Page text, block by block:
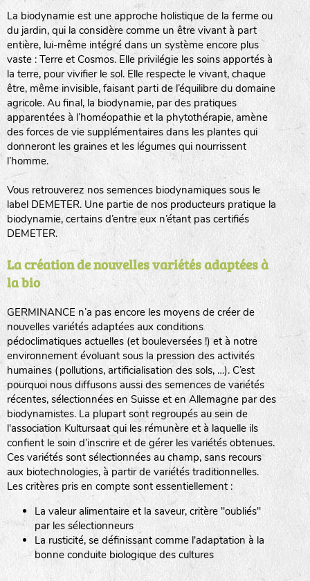
La biodynamie est une approche holistique de la ferme ou
du jardin, qui la considère comme un être vivant à part
entière, lui-même intégré dans un système encore plus
vaste : Terre et Cosmos. Elle privilégie les soins apportés à
la terre, pour vivifier le sol. Elle respecte le vivant, chaque
être, même invisible, faisant parti de l’équilibre du domaine
agricole. Au final, la biodynamie, par des pratiques
apparentées à l’homéopathie et la phytothérapie, amène
des forces de vie supplémentaires dans les plantes qui
donneront les graines et les légumes qui nourrissent
l’homme.
Vous retrouverez nos semences biodynamiques sous le
label DEMETER. Une partie de nos producteurs pratique la
biodynamie, certains d’entre eux n’étant pas certifiés
DEMETER.
La création de nouvelles variétés adaptées à
la bio
GERMINANCE n’a pas encore les moyens de créer de
nouvelles variétés adaptées aux conditions
pédoclimatiques actuelles (et bouleversées !) et à notre
environnement évoluant sous la pression des activités
humaines (pollutions, artificialisation des sols, …). C’est
pourquoi nous diffusons aussi des semences de variétés
récentes, sélectionnées en Suisse et en Allemagne par des
biodynamistes. La plupart sont regroupés au sein de
l'association Kultursaat qui les rémunère et à laquelle ils
confient le soin d’inscrire et de gérer les variétés obtenues.
Ces variétés sont sélectionnées au champ, sans recours
aux biotechnologies, à partir de variétés traditionnelles.
Les critères pris en compte sont essentiellement :
La valeur alimentaire et la saveur, critère "oubliés"
par les sélectionneurs
La rusticité, se définissant comme l'adaptation à la
bonne conduite biologique des cultures
BINGENHEIMER SAATGUT (BGH)
www.bingenheimersaatgut.de
DE BOLSTER (DBO)
www.bolster.nl
GRAINE DEL PAÏS (GDP)
www.grainesdelpais.com
JARDIN EN’VIE (JEV)
LA BOITE A GRAINES (LBAG)
LA RÉFÉRENCE :F BEL20BPA1A (en haut à gauche)
F : Fleurs.
Les autres catégories étant :
: Engrais vert
L: Légumes
A: Aromatiques
BEL : Code de la variété
(Ici Belle de nuit)
20 : Année de récolte(ici 2020)
BPA : Initiales du producteur ou du fournisseur de la
semence.
1 : Numéro d’ordre du lot
A : Sans calibre.
G: Gros
M: Moyen calibre
P: Petit calibre
biodiversité cultivée
Légumes feuilles
Légumes racines
Plantes aromatiques